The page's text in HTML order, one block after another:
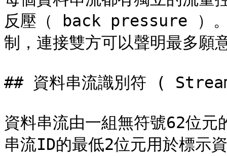
反壓（ back pressure ）。
制，連接雙方可以聲明最多願
## 資料串流識別符 (
資料串流由一組無符號62位
串流ID的最低2位元用於標示